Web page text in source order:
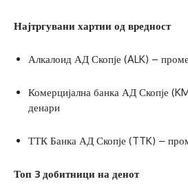
Најтргувани хартии од вредност
Алкалоид АД Скопје (ALK) –
Комерцијална банка АД Скопје
денари
ТТК Банка АД Скопје (TTK) –
Топ 3 добитници на денот